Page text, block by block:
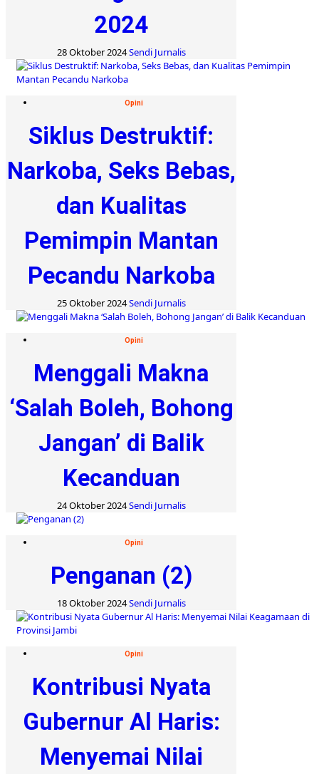
2024
28 Oktober 2024Sendi Jurnalis
Opini
Siklus Destruktif:
Narkoba, Seks Bebas,
dan Kualitas
Pemimpin Mantan
Pecandu Narkoba
25 Oktober 2024Sendi Jurnalis
Opini
Menggali Makna
‘Salah Boleh, Bohong
Jangan’ di Balik
Kecanduan
24 Oktober 2024Sendi Jurnalis
Opini
Penganan (2)
18 Oktober 2024Sendi Jurnalis
Opini
Kontribusi Nyata
Gubernur Al Haris:
Menyemai Nilai